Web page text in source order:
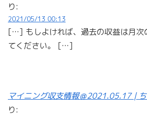
り:
2021/05/13 00:13
[…] もしよければ、過去の収益は月次
てください。 […]
マイニング収支情報＠2021.05.17 |
り: